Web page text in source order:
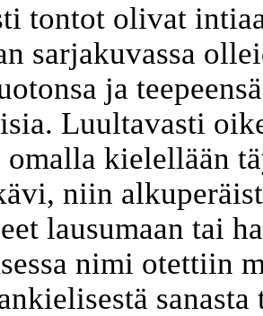
tontot olivat
sarjakuvassa
ja
Luultavasti
omalla kielellään
niin
lausumaan tai
nimi otettiin